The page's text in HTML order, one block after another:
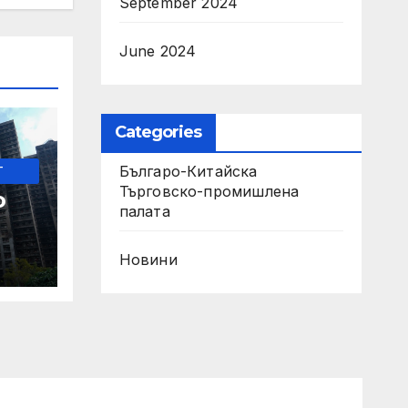
по
June 2024
Categories
Българо-Китайска
Търговско-промишлена
палaта
Новини